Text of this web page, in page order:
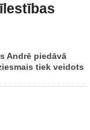
Andrē piedāvā
tiek veidots